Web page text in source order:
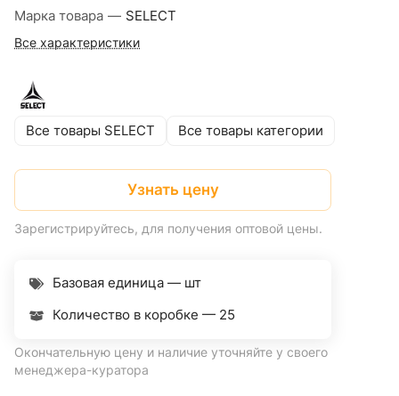
Марка товара — SELECT
Все характеристики
Все товары SELECT Все товары категории
Узнать цену
Зарегистрируйтесь, для получения оптовой цены.
Базовая единица — шт
Количество в коробке — 25
Окончательную цену и наличие уточняйте у своего
менеджера-куратора